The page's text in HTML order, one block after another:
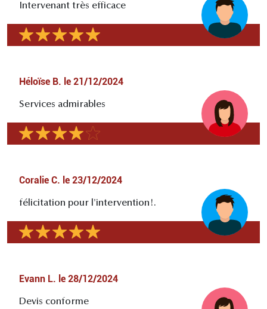
Intervenant très efficace
Héloïse B. le 21/12/2024
Services admirables
Coralie C. le 23/12/2024
félicitation pour l'intervention!.
Evann L. le 28/12/2024
Devis conforme